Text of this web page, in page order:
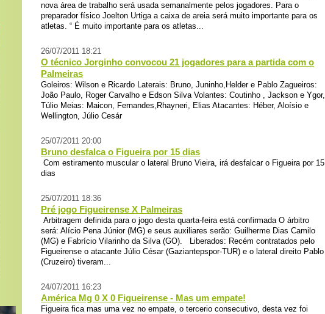
nova área de trabalho será usada semanalmente pelos jogadores. Para o
preparador físico Joelton Urtiga a caixa de areia será muito importante para os
atletas. “ É muito importante para os atletas...
26/07/2011 18:21
O técnico Jorginho convocou 21 jogadores para a partida com o
Palmeiras
Goleiros: Wilson e Ricardo Laterais: Bruno, Juninho,Helder e Pablo Zagueiros:
João Paulo, Roger Carvalho e Edson Silva Volantes: Coutinho , Jackson e Ygor,
Túlio Meias: Maicon, Fernandes,Rhayneri, Elias Atacantes: Héber, Aloísio e
Wellington, Júlio Cesár
25/07/2011 20:00
Bruno desfalca o Figueira por 15 dias
Com estiramento muscular o lateral Bruno Vieira, irá desfalcar o Figueira por 15
dias
25/07/2011 18:36
Pré jogo Figueirense X Palmeiras
Arbitragem definida para o jogo desta quarta-feira está confirmada O árbitro
será: Alício Pena Júnior (MG) e seus auxiliares serão: Guilherme Dias Camilo
(MG) e Fabrício Vilarinho da Silva (GO). Liberados: Recém contratados pelo
Figueirense o atacante Júlio César (Gaziantepspor-TUR) e o lateral direito Pablo
(Cruzeiro) tiveram...
24/07/2011 16:23
América Mg 0 X 0 Figueirense - Mas um empate!
Figueira fica mas uma vez no empate, o tercerio consecutivo, desta vez foi